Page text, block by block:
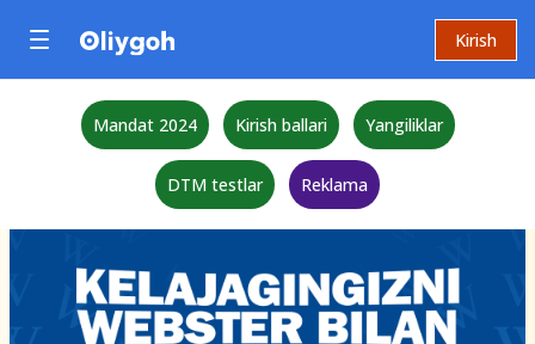
Kirish
Mandat 2024 Kirish ballari Yangiliklar
DTM testlar Reklama